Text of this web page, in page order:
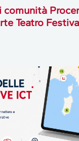
comunità
Teatro